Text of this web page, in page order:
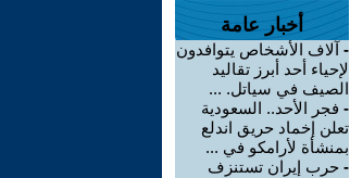
أخبار عامة
- آلاف الأشخاص يتوافدون
لإحياء أحد أبرز تقاليد
الصيف في سياتل. ...
- فجر الأحد.. السعودية
تعلن إخماد حريق اندلع
بمنشأة لأرامكو في ...
- حرب إيران تستنزف